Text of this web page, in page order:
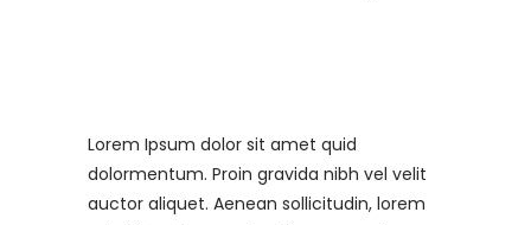
Lorem Ipsum dolor sit amet quid
dolormentum. Proin gravida nibh vel velit
auctor aliquet. Aenean sollicitudin, lorem